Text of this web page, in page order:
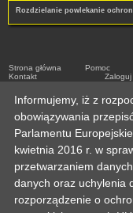
Rozdzielanie powlekanie
Strona główna Pomoc
Kontakt
Zaloguj
Copyright © 2003-
Publikowanie
Informujemy, iż z
obowiązywania
Parlamentu
kwietnia 2016 r. w
przetwarzaniem
danych oraz uchylenia
rozporządzenie o